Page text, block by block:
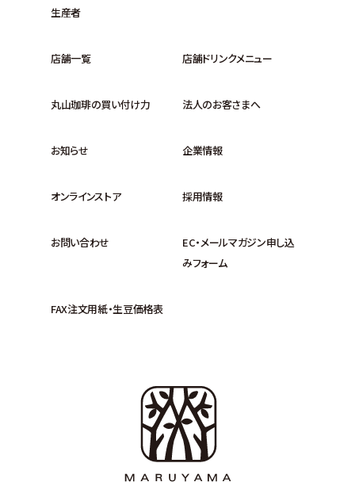
生産者
店舗一覧 店舗ドリンクメニュー
丸山珈琲の買い付け力 法人のお客さまへ
お知らせ 企業情報
オンラインストア 採用情報
お問い合わせ
EC・メールマガジン申し込
みフォーム
FAX注文用紙・生豆価格表